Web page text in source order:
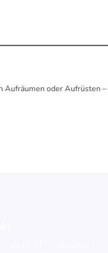
oder Aufrüsten